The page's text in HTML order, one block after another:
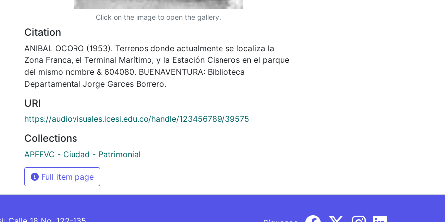
Click on the image to open the gallery.
Citation
ANIBAL OCORO (1953). Terrenos donde actualmente se localiza la
Zona Franca, el Terminal Marítimo, y la Estación Cisneros en el parque
del mismo nombre & 604080. BUENAVENTURA: Biblioteca
Departamental Jorge Garces Borrero.
URI
https://audiovisuales.icesi.edu.co/handle/123456789/39575
Collections
APFFVC - Ciudad - Patrimonial
Full item page